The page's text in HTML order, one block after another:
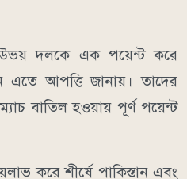
দলকে এক পয়েন্ট করে
এতে আপত্তি জানায়। তাদের
ম্যাচ বাতিল হওয়ায় পূর্ণ পয়েন্ট
করে শীর্ষে পাকিস্তান এবং